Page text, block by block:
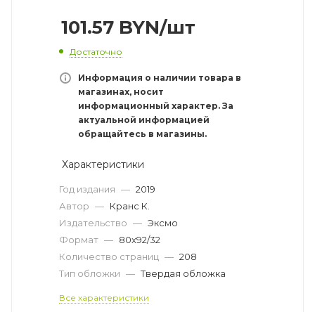
101.57 BYN/шт
Достаточно
Информация о наличии товара в
магазинах, носит
информационный характер. За
актуальной информацией
обращайтесь в магазины.
Характеристики
Год издания — 2019
Автор — Кранс К.
Издательство — Эксмо
Формат — 80x92/32
Количество страниц — 208
Тип обложки — Твердая обложка
Все характеристики